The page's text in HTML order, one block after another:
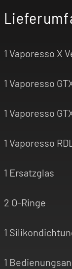
1 Vaporesso X
1 Vaporesso
1 Vaporesso
1 Vaporesso
1 Ersatzglas
2 O-Ringe
1
1